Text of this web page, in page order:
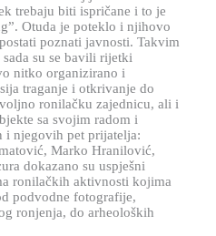
trebaju biti ispričane i to je
Otuda je poteklo i njihovo
poznati javnosti. Takvim
su se bavili rijetki
nitko organizirano i
traganje i otkrivanje do
ronilačku zajednicu, ali i
sa svojim radom i
i njegovih pet prijatelja:
Marko Hranilović,
dokazano su uspješni
ronilačkih aktivnosti kojima
podvodne fotografije,
ronjenja, do arheoloških